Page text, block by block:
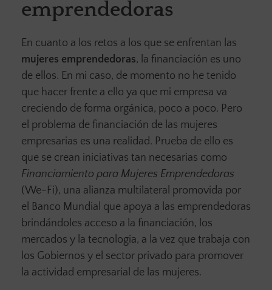
emprendedoras
En cuanto a los retos a los que se enfrentan las
mujeres emprendedoras, la financiación es uno
de ellos. En mi caso, de momento no he tenido
que hacer frente a ello ya que mi empresa va
creciendo de forma orgánica, poco a poco. Pero
el problema de financiación de las mujeres
empresarias es una realidad. Prueba de ello es
que se crean iniciativas tan necesarias como
Financiamiento para Mujeres Emprendedoras
(We-Fi), una alianza multilateral promovida por
el Banco Mundial que apoya a las emprendedoras
brindándoles acceso a la financiación, los
mercados y la tecnología, a la vez que trabaja con
los Gobiernos y el sector privado para promover
la actividad empresarial de las mujeres.